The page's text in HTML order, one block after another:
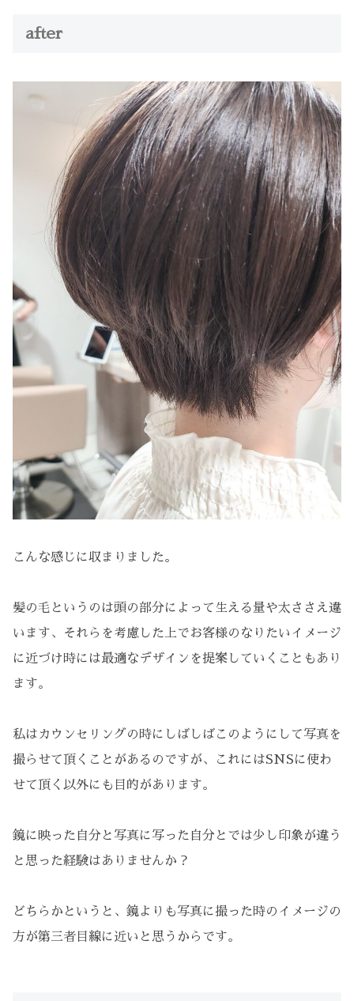
after
こんな感じに収まりました。
髪の毛というのは頭の部分によって生える量や太ささえ違
います、それらを考慮した上でお客様のなりたいイメージ
に近づけ時には最適なデザインを提案していくこともあり
ます。
私はカウンセリングの時にしばしばこのようにして写真を
撮らせて頂くことがあるのですが、これにはSNSに使わ
せて頂く以外にも目的があります。
鏡に映った自分と写真に写った自分とでは少し印象が違う
と思った経験はありませんか？
どちらかというと、鏡よりも写真に撮った時のイメージの
方が第三者目線に近いと思うからです。